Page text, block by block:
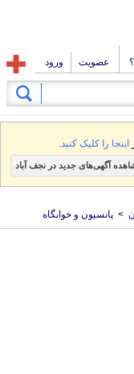
عضویت ورود
اینجا را کلیک کنید.
آگهی‌های جدید در نجف آباد
> پانسیون و خوابگاه